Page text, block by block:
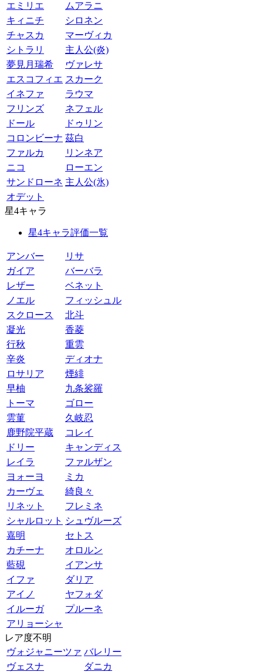
エミリエ
ムアラニ
キィニチ
シロネン
チャスカ
マーヴィカ
シトラリ
主人公(炎)
夢見月瑞希
ヴァレサ
エスコフィエ スカーク
イネファ
ラウマ
フリンズ
ネフェル
ドール
ドゥリン
コロンビーナ 茲白
ファルカ
リンネア
ニコ
ローエン
サンドローネ 主人公(氷)
オデット
星4キャラ
星4キャラ評価一覧
アンバー
リサ
ガイア
バーバラ
レザー
ベネット
ノエル
フィッシュル
スクロース
北斗
凝光
香菱
行秋
重雲
辛炎
ディオナ
ロサリア
煙緋
早柚
九条裟羅
トーマ
ゴロー
雲菫
久岐忍
鹿野院平蔵
コレイ
ドリー
キャンディス
レイラ
ファルザン
ヨォーヨ
ミカ
カーヴェ
綺良々
リネット
フレミネ
シャルロット シュヴルーズ
嘉明
セトス
カチーナ
オロルン
藍硯
イアンサ
イファ
ダリア
アイノ
ヤフォダ
イルーガ
プルーネ
アリョーシャ
レア度不明
ヴォジャニーツァ バレリー
ヴェスナ
ダニカ